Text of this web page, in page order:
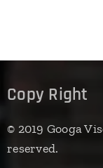
Copy Right
© 2019 Googa
reserved.